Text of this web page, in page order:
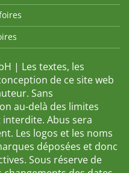
| Les textes, les
de ce site web
Sans
au-delà des limites
Abus sera
Les logos et les noms
déposées et donc
Sous réserve de